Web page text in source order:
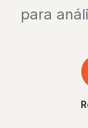
para